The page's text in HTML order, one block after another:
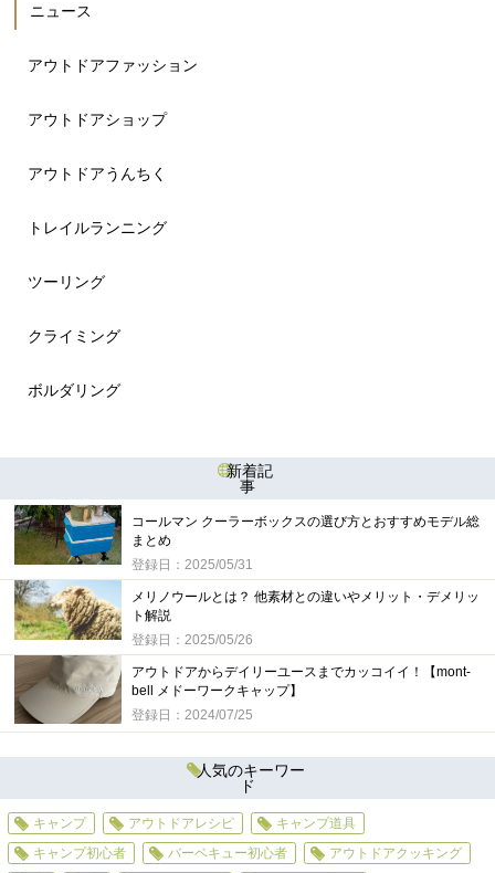
ニュース
アウトドアファッション
アウトドアショップ
アウトドアうんちく
トレイルランニング
ツーリング
クライミング
ボルダリング
新着記
事
コールマン クーラーボックスの選び方とおすすめモデル総
まとめ
登録日：2025/05/31
メリノウールとは？ 他素材との違いやメリット・デメリッ
ト解説
登録日：2025/05/26
アウトドアからデイリーユースまでカッコイイ！【mont-
bell メドーワークキャップ】
登録日：2024/07/25
人気のキーワー
ド
キャンプ アウトドアレシピ
キャンプ道具
キャンプ初心者
バーベキュー初心者
アウトドアクッキング